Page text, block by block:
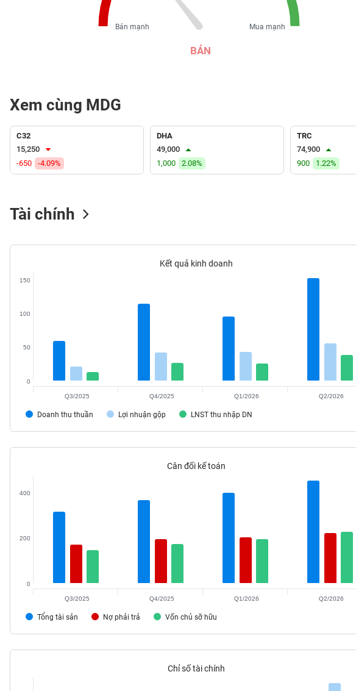
BÁN
Mua mạnh
Bán mạnh
Xem cùng MDG
C32
15,250
-650
-4.09%
DHA
49,000
1,000
2.08%
TRC
74,900
900
1.22%
Tài chính
Kết quả kinh doanh
Doanh thu thuần Lợi nhuận gộp LNST thu nhập DN
0
50
100
150
Q3/2025 Q4/2025 Q1/2026 Q2/2026
Cân đối kế toán
Tổng tài sản Nợ phải trả Vốn chủ sỡ hữu
0
200
400
Q3/2025 Q4/2025 Q1/2026 Q2/2026
Chỉ số tài chính
(-)
VS-
SECTOR
NGUYÊN
NGHIỆP
TIÊU
TIÊU
THIẾT